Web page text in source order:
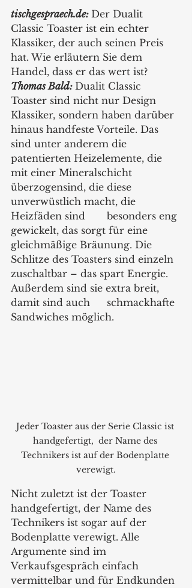
tischgespraech.de: Der Dualit
Classic Toaster ist ein echter
Klassiker, der auch seinen Preis
hat. Wie erläutern Sie dem
Handel, dass er das wert ist?
Thomas Bald: Dualit Classic
Toaster sind nicht nur Design
Klassiker, sondern haben darüber
hinaus handfeste Vorteile. Das
sind unter anderem die
patentierten Heizelemente, die
mit einer Mineralschicht
überzogensind, die diese
unverwüstlich macht, die
Heizfäden sind 	besonders eng
gewickelt, das sorgt für eine
gleichmäßige Bräunung. Die
Schlitze des Toasters sind einzeln
zuschaltbar – das spart Energie.
Außerdem sind sie extra breit,
damit sind auch 	schmackhafte
Sandwiches möglich.
Jeder Toaster aus der Serie Classic ist
handgefertigt,  der Name des
Technikers ist auf der Bodenplatte
verewigt.
Nicht zuletzt ist der Toaster
handgefertigt, der Name des
Technikers ist sogar auf der
Bodenplatte verewigt. Alle
Argumente sind im
Verkaufsgespräch einfach
vermittelbar und für Endkunden